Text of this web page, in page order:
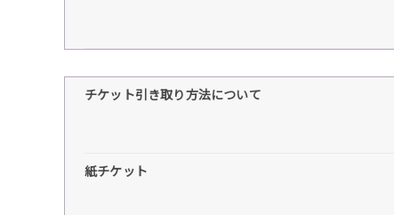
チケット引き取り方法について
紙チケット